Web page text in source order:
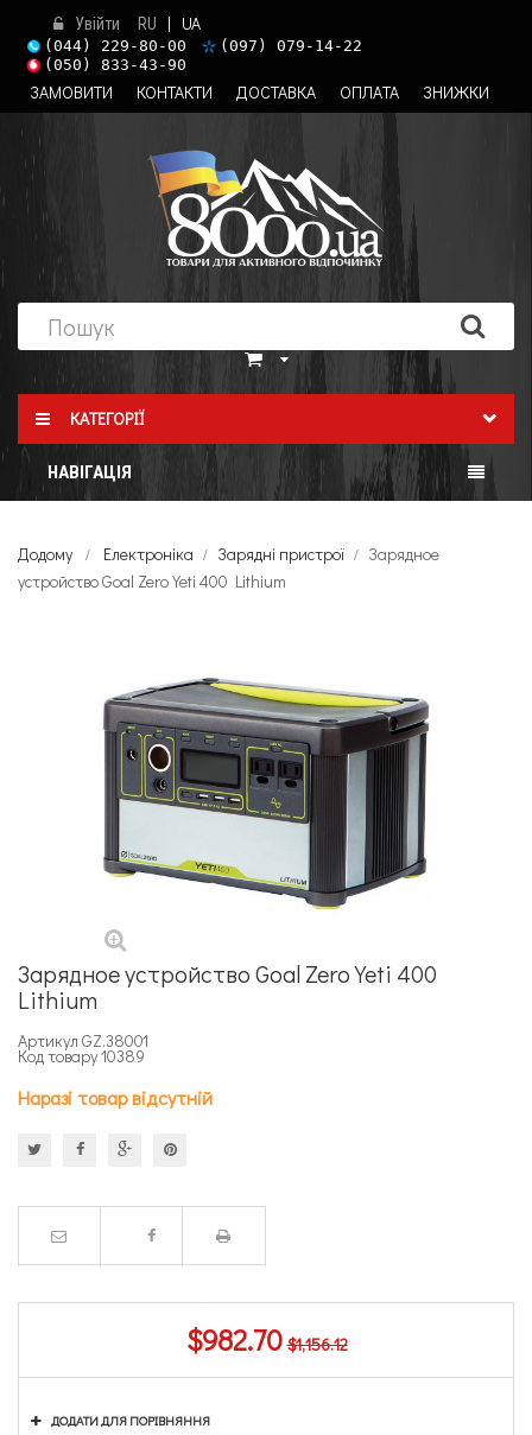
Увійти RU | UA
(044) 229-80-00
(097) 079-14-22
(050) 833-43-90
ЗАМОВИТИ КОНТАКТИ ДОСТАВКА ОПЛАТА ЗНИЖКИ
КАТЕГОРІЇ
НАВІГАЦІЯ
Додому Електроніка Зарядні пристрої
Зарядное
устройство Goal Zero Yeti 400 Lithium
Зарядное устройство Goal Zero Yeti 400
Lithium
Артикул GZ.38001
Код товару 10389
Наразі товар відсутній
$982.70 $1,156.12
ДОДАТИ ДЛЯ ПОРІВНЯННЯ